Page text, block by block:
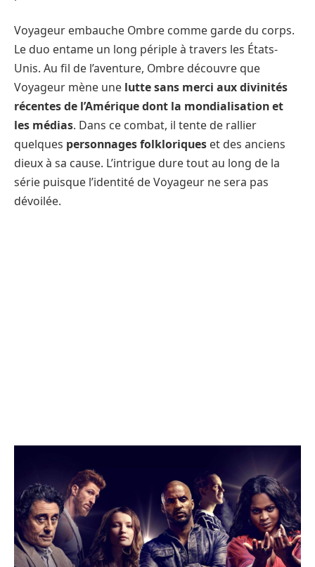
Voyageur embauche Ombre comme garde du corps.
Le duo entame un long périple à travers les États-
Unis. Au fil de l’aventure, Ombre découvre que
Voyageur mène une lutte sans merci aux divinités
récentes de l’Amérique dont la mondialisation et
les médias. Dans ce combat, il tente de rallier
quelques personnages folkloriques et des anciens
dieux à sa cause. L’intrigue dure tout au long de la
série puisque l’identité de Voyageur ne sera pas
dévoilée.